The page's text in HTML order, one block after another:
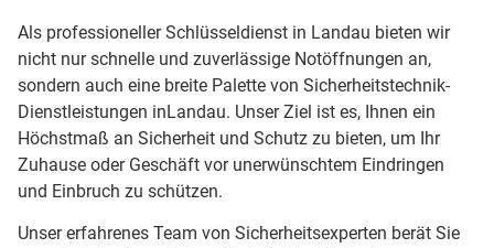
Als professioneller Schlüsseldienst in Landau bieten wir
nicht nur schnelle und zuverlässige Notöffnungen an,
sondern auch eine breite Palette von Sicherheitstechnik-
Dienstleistungen inLandau. Unser Ziel ist es, Ihnen ein
Höchstmaß an Sicherheit und Schutz zu bieten, um Ihr
Zuhause oder Geschäft vor unerwünschtem Eindringen
und Einbruch zu schützen.
Unser erfahrenes Team von Sicherheitsexperten berät Sie